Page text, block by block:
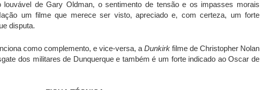
louvável de Gary Oldman, o sentimento de tensão e os impasses morais
um filme que merece ser visto, apreciado e, com certeza, um forte
disputa.
como complemento, e vice-versa, a Dunkirk filme de Christopher Nolan
dos militares de Dunquerque e também é um forte indicado ao Oscar de